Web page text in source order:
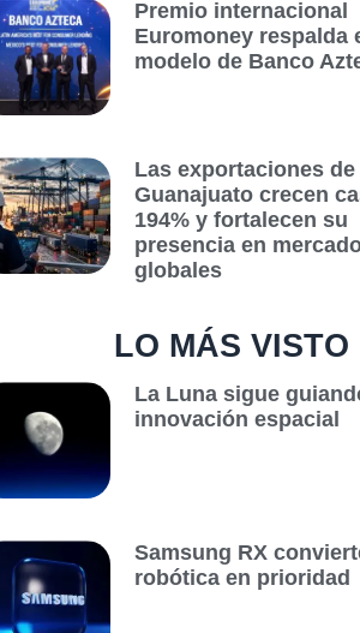
Premio internacional
Euromoney respalda
modelo de Banco
Las exportaciones de
Guanajuato crecen
194% y fortalecen su
presencia en
globales
LO MÁS VISTO
La Luna sigue
innovación espacial
Samsung RX
robótica en prioridad